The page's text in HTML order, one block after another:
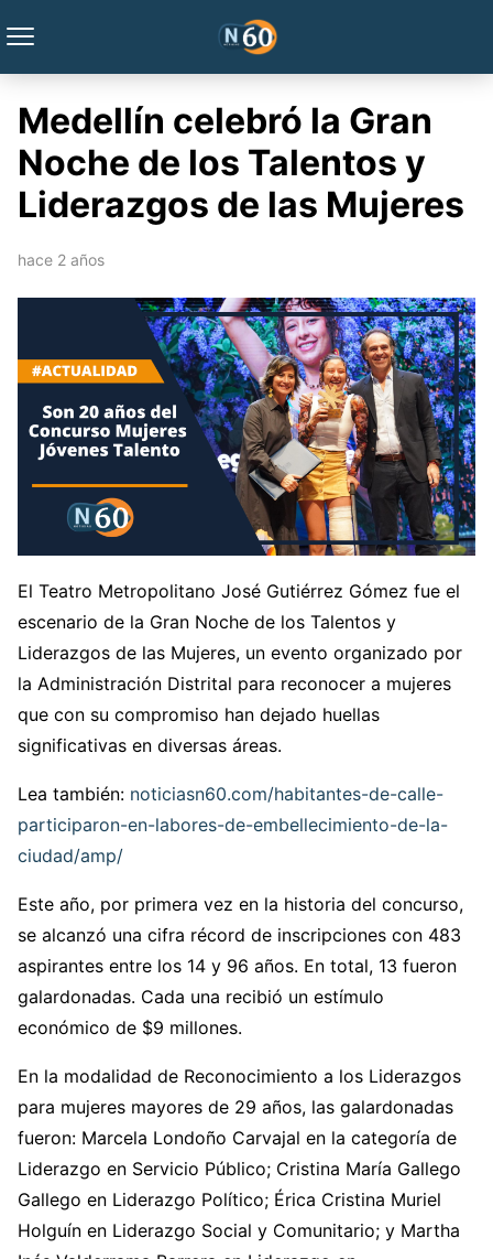
Medellín celebró la Gran
Noche de los Talentos y
Liderazgos de las Mujeres
hace 2 años
El Teatro Metropolitano José Gutiérrez Gómez fue el
escenario de la Gran Noche de los Talentos y
Liderazgos de las Mujeres, un evento organizado por
la Administración Distrital para reconocer a mujeres
que con su compromiso han dejado huellas
significativas en diversas áreas.
Lea también: noticiasn60.com/habitantes-de-calle-
participaron-en-labores-de-embellecimiento-de-la-
ciudad/amp/
Este año, por primera vez en la historia del concurso,
se alcanzó una cifra récord de inscripciones con 483
aspirantes entre los 14 y 96 años. En total, 13 fueron
galardonadas. Cada una recibió un estímulo
económico de $9 millones.
En la modalidad de Reconocimiento a los Liderazgos
para mujeres mayores de 29 años, las galardonadas
fueron: Marcela Londoño Carvajal en la categoría de
Liderazgo en Servicio Público; Cristina María Gallego
Gallego en Liderazgo Político; Érica Cristina Muriel
Holguín en Liderazgo Social y Comunitario; y Martha